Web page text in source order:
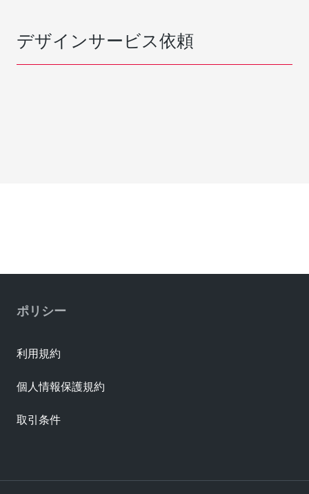
デザインサービス依頼
ポリシー
利用規約
個人情報保護規約
取引条件